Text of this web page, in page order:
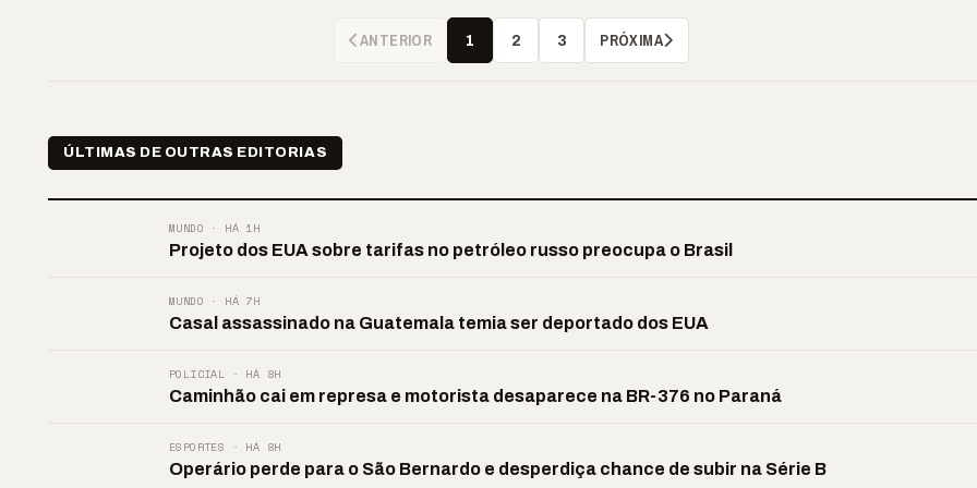
ANTERIOR 1 2 3 PRÓXIMA
ÚLTIMAS DE OUTRAS EDITORIAS
MUNDO · HÁ 1H
Projeto dos EUA sobre tarifas no petróleo russo preocupa o Brasil
MUNDO · HÁ 7H
Casal assassinado na Guatemala temia ser deportado dos EUA
POLICIAL · HÁ 8H
Caminhão cai em represa e motorista desaparece na BR-376 no Paraná
ESPORTES · HÁ 8H
Operário perde para o São Bernardo e desperdiça chance de subir na Série B